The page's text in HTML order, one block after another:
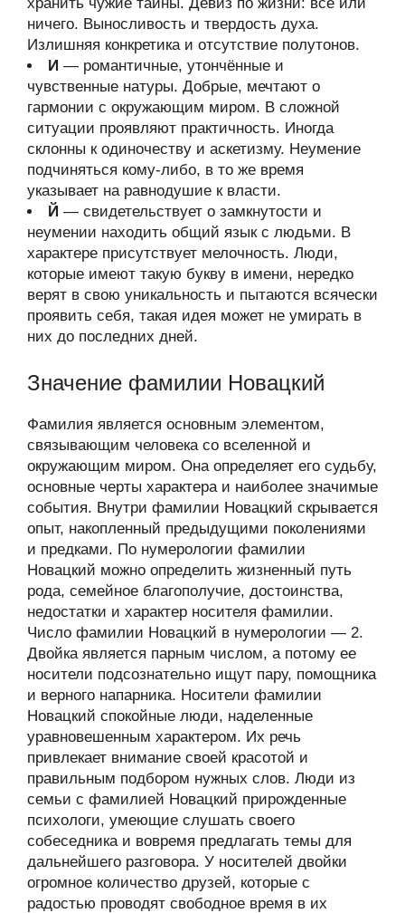
ничего. Выносливость и твердость духа.
Излишняя конкретика и отсутствие полутонов.
И — романтичные, утончённые и
чувственные натуры. Добрые, мечтают о
гармонии с окружающим миром. В сложной
ситуации проявляют практичность. Иногда
склонны к одиночеству и аскетизму. Неумение
подчиняться кому-либо, в то же время
указывает на равнодушие к власти.
Й — свидетельствует о замкнутости и
неумении находить общий язык с людьми. В
характере присутствует мелочность. Люди,
которые имеют такую букву в имени, нередко
верят в свою уникальность и пытаются всячески
проявить себя, такая идея может не умирать в
них до последних дней.
Значение фамилии Новацкий
Фамилия является основным элементом,
связывающим человека со вселенной и
окружающим миром. Она определяет его судьбу,
основные черты характера и наиболее значимые
события. Внутри фамилии Новацкий скрывается
опыт, накопленный предыдущими поколениями
и предками. По нумерологии фамилии
Новацкий можно определить жизненный путь
рода, семейное благополучие, достоинства,
недостатки и характер носителя фамилии.
Число фамилии Новацкий в нумерологии — 2.
Двойка является парным числом, а потому ее
носители подсознательно ищут пару, помощника
и верного напарника. Носители фамилии
Новацкий спокойные люди, наделенные
уравновешенным характером. Их речь
привлекает внимание своей красотой и
правильным подбором нужных слов. Люди из
семьи с фамилией Новацкий прирожденные
психологи, умеющие слушать своего
собеседника и вовремя предлагать темы для
дальнейшего разговора. У носителей двойки
огромное количество друзей, которые с
радостью проводят свободное время в их